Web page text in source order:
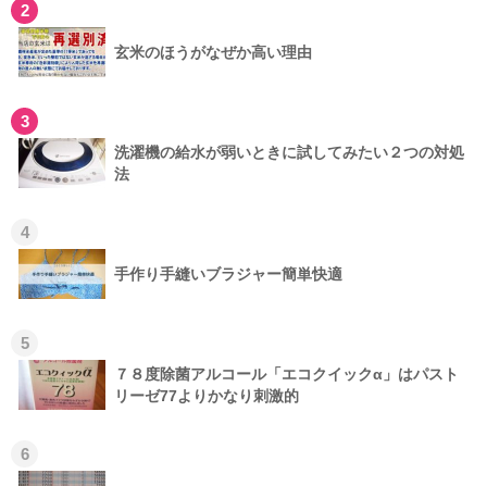
2
玄米のほうがなぜか高い理由
3
洗濯機の給水が弱いときに試してみたい２つの対処
法
4
手作り手縫いブラジャー簡単快適
5
７８度除菌アルコール「エコクイックα」はパスト
リーゼ77よりかなり刺激的
6